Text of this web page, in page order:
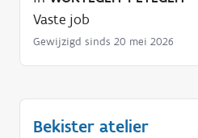
Vaste job
Gewijzigd sinds 20 mei 2026
Bekister atelier